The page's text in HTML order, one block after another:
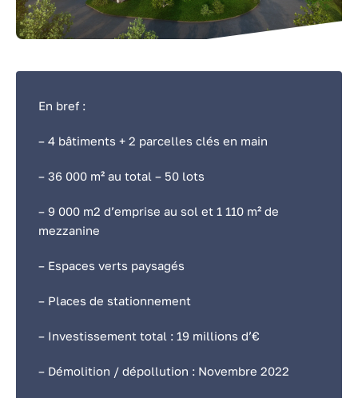
En bref :
– 4 bâtiments + 2 parcelles clés en main
– 36 000 m² au total – 50 lots
– 9 000 m2 d’emprise au sol et 1 110 m² de
mezzanine
– Espaces verts paysagés
– Places de stationnement
– Investissement total : 19 millions d’€
– Démolition / dépollution : Novembre 2022